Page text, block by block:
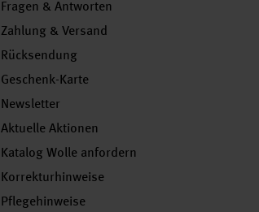
Fragen & Antworten
Zahlung & Versand
Rücksendung
Geschenk-Karte
Newsletter
Aktuelle Aktionen
Katalog Wolle anfordern
Korrekturhinweise
Pflegehinweise